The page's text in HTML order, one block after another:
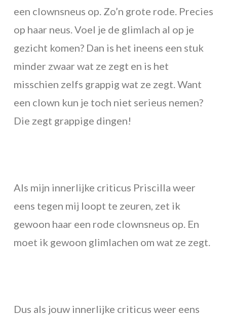
een clownsneus op. Zo’n grote rode. Precies
op haar neus. Voel je de glimlach al op je
gezicht komen? Dan is het ineens een stuk
minder zwaar wat ze zegt en is het
misschien zelfs grappig wat ze zegt. Want
een clown kun je toch niet serieus nemen?
Die zegt grappige dingen!
Als mijn innerlijke criticus Priscilla weer
eens tegen mij loopt te zeuren, zet ik
gewoon haar een rode clownsneus op. En
moet ik gewoon glimlachen om wat ze zegt.
Dus als jouw innerlijke criticus weer eens